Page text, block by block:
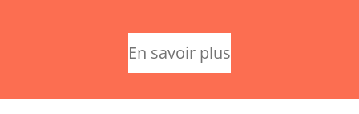
En savoir plus